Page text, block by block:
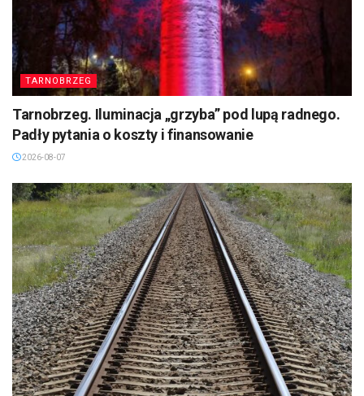
TARNOBRZEG
Tarnobrzeg. Iluminacja „grzyba” pod lupą radnego.
Padły pytania o koszty i finansowanie
2026-08-07